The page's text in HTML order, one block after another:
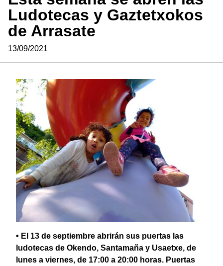
Ludotecas y Gaztetxokos
de Arrasate
13/09/2021
• El 13 de septiembre abrirán sus puertas las
ludotecas de Okendo, Santamaña y Usaetxe, de
lunes a viernes, de 17:00 a 20:00 horas. Puertas